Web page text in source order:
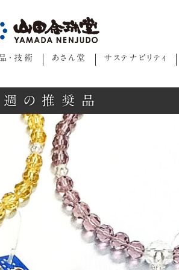
・技術 あさん堂 サステナビリティ
週の推奨品